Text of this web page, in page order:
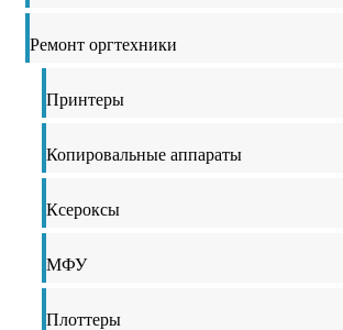
Ремонт оргтехники
Принтеры
Копировальные аппараты
Ксероксы
МФУ
Плоттеры